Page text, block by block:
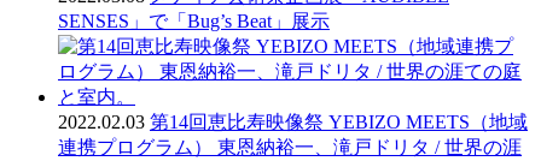
SENSES」で「Bug’s Beat」展示
2022.02.03 第14回恵比寿映像祭 YEBIZO MEETS（地域
連携プログラム） 東恩納裕一、滝戸ドリタ / 世界の涯